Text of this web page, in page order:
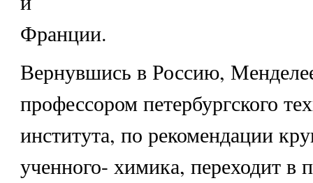
Франции.
Вернувшись в Россию,
профессором петербургского
института, по рекомендации
ученного- химика, переходит в